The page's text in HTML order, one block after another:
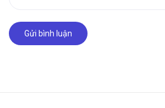
Gửi bình luận